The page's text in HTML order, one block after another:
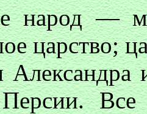
народ —
царство;
Александра
Персии.